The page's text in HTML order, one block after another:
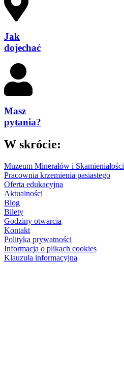
Jak
dojechać
Masz
pytania?
W skrócie:
Muzeum Minerałów i Skamieniałości
Pracownia krzemienia pasiastego
Oferta edukacyjna
Aktualności
Blog
Bilety
Godziny otwarcia
Kontakt
Polityka prywatności
Informacja o plikach cookies
Klauzula informacyjna